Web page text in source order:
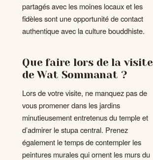
partagés avec les moines locaux et les
fidèles sont une opportunité de contact
authentique avec la culture bouddhiste.
Que faire lors de la visite
de Wat Sommanat ?
Lors de votre visite, ne manquez pas de
vous promener dans les jardins
minutieusement entretenus du temple et
d’admirer le stupa central. Prenez
également le temps de contempler les
peintures murales qui ornent les murs du